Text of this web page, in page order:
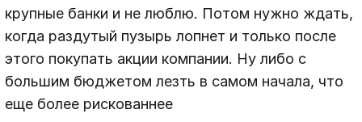
крупные банки и не люблю. Потом нужно ждать,
когда раздутый пузырь лопнет и только после
этого покупать акции компании. Ну либо с
большим бюджетом лезть в самом начала, что
еще более рискованнее